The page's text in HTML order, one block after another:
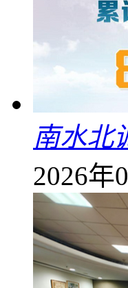
南水北
2026年